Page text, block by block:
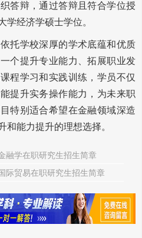
答辩，通过答辩且符合学位授
学经济学硕士学位。
学校深厚的学术底蕴和优质
个提升专业能力、拓展职业发
程学习和实践训练，学员不仅
提升实务操作能力，为未来职
特别适合希望在金融领域深造
和能力提升的理想选择。
融学在职研究生招生简章
际贸易在职研究生招生简章